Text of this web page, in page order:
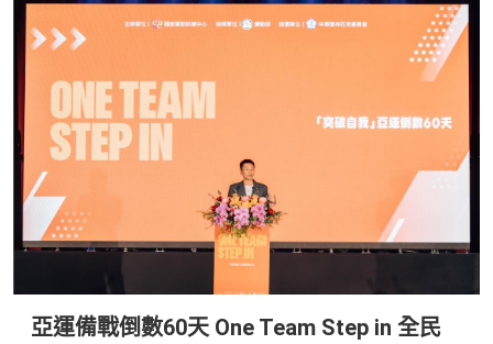
亞運備戰倒數60天 One Team Step in 全民